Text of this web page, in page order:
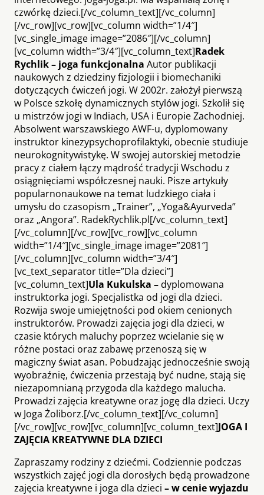
czwórkę dzieci.[/vc_column_text][/vc_column]
[/vc_row][vc_row][vc_column width=”1/4″]
[vc_single_image image=”2086″][/vc_column]
[vc_column width=”3/4″][vc_column_text]Radek
Rychlik – joga funkcjonalna Autor publikacji
naukowych z dziedziny fizjologii i biomechaniki
dotyczących ćwiczeń jogi. W 2002r. założył pierwszą
w Polsce szkołę dynamicznych stylów jogi. Szkolił się
u mistrzów jogi w Indiach, USA i Europie Zachodniej.
Absolwent warszawskiego AWF-u, dyplomowany
instruktor kinezypsychoprofilaktyki, obecnie studiuje
neurokognitywistykę. W swojej autorskiej metodzie
pracy z ciałem łączy mądrość tradycji Wschodu z
osiągnięciami współczesnej nauki. Pisze artykuły
popularnonaukowe na temat ludzkiego ciała i
umysłu do czasopism „Trainer”, „Yoga&Ayurveda”
oraz „Angora”. RadekRychlik.pl[/vc_column_text]
[/vc_column][/vc_row][vc_row][vc_column
width=”1/4″][vc_single_image image=”2081″]
[/vc_column][vc_column width=”3/4″]
[vc_text_separator title=”Dla dzieci”]
[vc_column_text]Ula Kukulska –dyplomowana
instruktorka jogi. Specjalistka od jogi dla dzieci.
Rozwija swoje umiejętności pod okiem cenionych
instruktorów. Prowadzi zajęcia jogi dla dzieci, w
czasie których maluchy poprzez wcielanie się w
różne postaci oraz zabawę przenoszą się w
magiczny świat asan. Pobudzając jednocześnie swoją
wyobraźnię, ćwiczenia przestają być nudne, stają się
niezapomnianą przygoda dla każdego malucha.
Prowadzi zajęcia kreatywne oraz jogę dla dzieci. Uczy
w Joga Żoliborz.[/vc_column_text][/vc_column]
[/vc_row][vc_row][vc_column][vc_column_text]JOGA I
ZAJĘCIA KREATYWNE DLA DZIECI
Zapraszamy rodziny z dziećmi. Codziennie podczas
wszystkich zajęć jogi dla dorosłych będą prowadzone
zajęcia kreatywne i joga dla dzieci – w cenie wyjazdu